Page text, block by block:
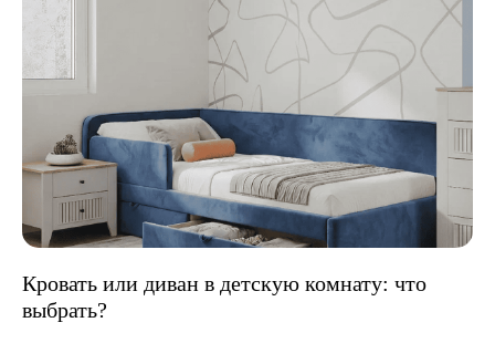
Кровать или диван в детскую комнату: что
выбрать?